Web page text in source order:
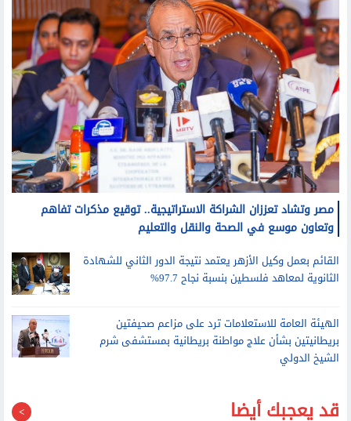
مصر وتشاد تعززان الشراكة الاستراتيجية.. توقيع مذكرات تفاهم
وتعاون موسع في الصحة والنقل والتعليم
القائم بعمل وكيل الأزهر يعتمد نتيجة الدور الثاني للشهادة
الثانوية لمعاهد فلسطين بنسبة نجاح 97.7%
بريطانيتين بشأن علاج مواطنة بريطانية بمستشفى شرم
الشيخ الدولي
قد يعجبك أيضا